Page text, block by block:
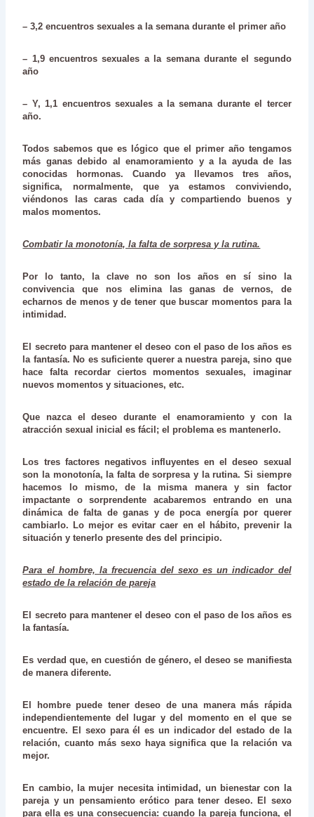
– 3,2 encuentros sexuales a la semana durante el primer año
– 1,9 encuentros sexuales a la semana durante el segundo
año
– Y, 1,1 encuentros sexuales a la semana durante el tercer
año.
Todos sabemos que es lógico que el primer año tengamos
más ganas debido al enamoramiento y a la ayuda de las
conocidas hormonas. Cuando ya llevamos tres años,
significa, normalmente, que ya estamos conviviendo,
viéndonos las caras cada día y compartiendo buenos y
malos momentos.
Combatir la monotonía, la falta de sorpresa y la rutina.
Por lo tanto, la clave no son los años en sí sino la
convivencia que nos elimina las ganas de vernos, de
echarnos de menos y de tener que buscar momentos para la
intimidad.
El secreto para mantener el deseo con el paso de los años es
la fantasía. No es suficiente querer a nuestra pareja, sino que
hace falta recordar ciertos momentos sexuales, imaginar
nuevos momentos y situaciones, etc.
Que nazca el deseo durante el enamoramiento y con la
atracción sexual inicial es fácil; el problema es mantenerlo.
Los tres factores negativos influyentes en el deseo sexual
son la monotonía, la falta de sorpresa y la rutina. Si siempre
hacemos lo mismo, de la misma manera y sin factor
impactante o sorprendente acabaremos entrando en una
dinámica de falta de ganas y de poca energía por querer
cambiarlo. Lo mejor es evitar caer en el hábito, prevenir la
situación y tenerlo presente des del principio.
Para el hombre, la frecuencia del sexo es un indicador del
estado de la relación de pareja
El secreto para mantener el deseo con el paso de los años es
la fantasía.
Es verdad que, en cuestión de género, el deseo se manifiesta
de manera diferente.
El hombre puede tener deseo de una manera más rápida
independientemente del lugar y del momento en el que se
encuentre. El sexo para él es un indicador del estado de la
relación, cuanto más sexo haya significa que la relación va
mejor.
En cambio, la mujer necesita intimidad, un bienestar con la
pareja y un pensamiento erótico para tener deseo. El sexo
para ella es una consecuencia: cuando la pareja funciona, el